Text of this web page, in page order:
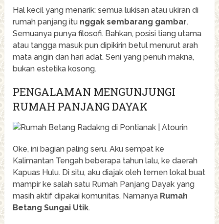
Hal kecil yang menarik: semua lukisan atau ukiran di
rumah panjang itu nggak sembarang gambar.
Semuanya punya filosofi. Bahkan, posisi tiang utama
atau tangga masuk pun dipikirin betul menurut arah
mata angin dan hari adat. Seni yang penuh makna,
bukan estetika kosong.
PENGALAMAN MENGUNJUNGI
RUMAH PANJANG DAYAK
Oke, ini bagian paling seru. Aku sempat ke
Kalimantan Tengah beberapa tahun lalu, ke daerah
Kapuas Hulu. Di situ, aku diajak oleh temen lokal buat
mampir ke salah satu Rumah Panjang Dayak yang
masih aktif dipakai komunitas. Namanya Rumah
Betang Sungai Utik.